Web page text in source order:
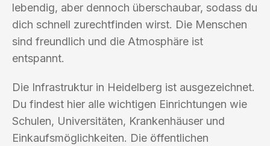
lebendig, aber dennoch überschaubar, sodass du
dich schnell zurechtfinden wirst. Die Menschen
sind freundlich und die Atmosphäre ist
entspannt.
Die Infrastruktur in Heidelberg ist ausgezeichnet.
Du findest hier alle wichtigen Einrichtungen wie
Schulen, Universitäten, Krankenhäuser und
Einkaufsmöglichkeiten. Die öffentlichen